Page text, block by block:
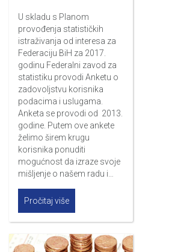
U skladu s Planom
provođenja statističkih
istraživanja od interesa za
Federaciju BiH za 2017.
godinu Federalni zavod za
statistiku provodi Anketu o
zadovoljstvu korisnika
podacima i uslugama.
Anketa se provodi od 2013.
godine. Putem ove ankete
želimo širem krugu
korisnika ponuditi
mogućnost da izraze svoje
mišljenje o našem radu i…
Pročitaj više